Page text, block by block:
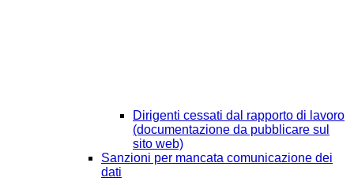
Dirigenti cessati dal rapporto di lavoro
(documentazione da pubblicare sul
sito web)
Sanzioni per mancata comunicazione dei
dati